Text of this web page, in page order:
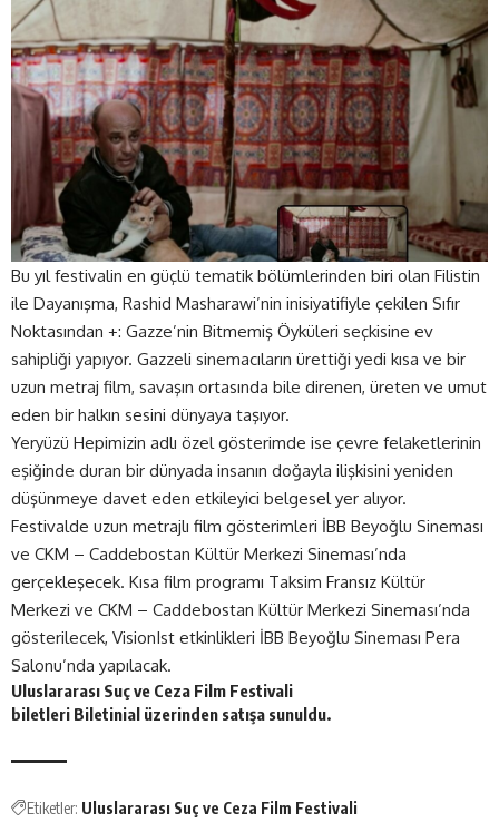
Bu yıl festivalin en güçlü tematik bölümlerinden biri olan Filistin
ile Dayanışma, Rashid Masharawi’nin inisiyatifiyle çekilen Sıfır
Noktasından +: Gazze’nin Bitmemiş Öyküleri seçkisine ev
sahipliği yapıyor. Gazzeli sinemacıların ürettiği yedi kısa ve bir
uzun metraj film, savaşın ortasında bile direnen, üreten ve umut
eden bir halkın sesini dünyaya taşıyor.
Yeryüzü Hepimizin adlı özel gösterimde ise çevre felaketlerinin
eşiğinde duran bir dünyada insanın doğayla ilişkisini yeniden
düşünmeye davet eden etkileyici belgesel yer alıyor.
Festivalde uzun metrajlı film gösterimleri İBB Beyoğlu Sineması
ve CKM – Caddebostan Kültür Merkezi Sineması’nda
gerçekleşecek. Kısa film programı Taksim Fransız Kültür
Merkezi ve CKM – Caddebostan Kültür Merkezi Sineması’nda
gösterilecek, VisionIst etkinlikleri İBB Beyoğlu Sineması Pera
Salonu’nda yapılacak.
Uluslararası Suç ve Ceza Film Festivali
biletleri Biletinial üzerinden satışa sunuldu.
Etiketler: Uluslararası Suç ve Ceza Film Festivali